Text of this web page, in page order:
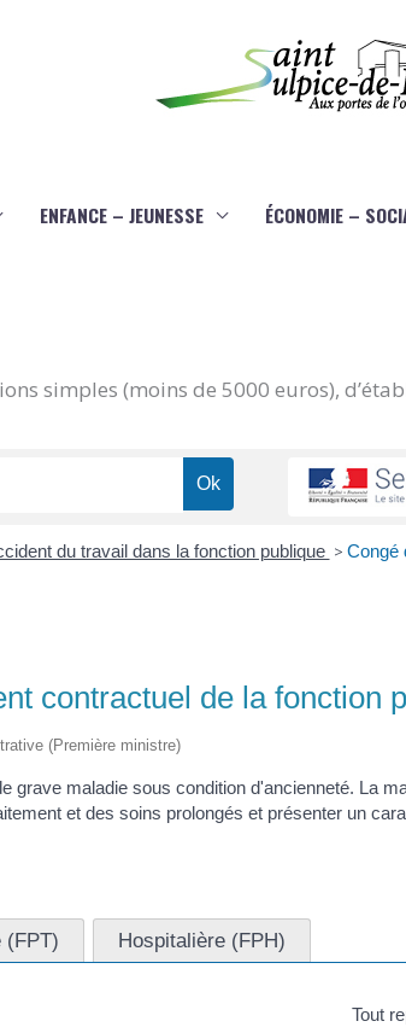
ENFANCE – JEUNESSE ÉCONOMIE –
simples (moins de 5000 euros),
du travail dans la fonction publique > Congé
contractuel de la fonction
(Première ministre)
grave maladie sous condition d'ancienneté. La
et des soins prolongés et présenter un
(FPT) Hospitalière (FPH)
Tout